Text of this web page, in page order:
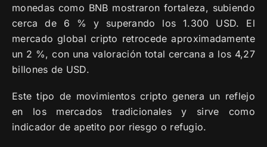
monedas como BNB mostraron fortaleza, subiendo
cerca de 6 % y superando los 1.300 USD. El
mercado global cripto retrocede aproximadamente
un 2 %, con una valoración total cercana a los 4,27
billones de USD.
Este tipo de movimientos cripto genera un reflejo
en los mercados tradicionales y sirve como
indicador de apetito por riesgo o refugio.